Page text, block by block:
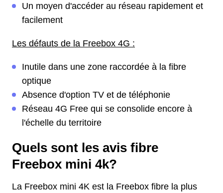
Un moyen d'accéder au réseau rapidement et
facilement
Les défauts de la Freebox 4G :
Inutile dans une zone raccordée à la fibre
optique
Absence d'option TV et de téléphonie
Réseau 4G Free qui se consolide encore à
l'échelle du territoire
Quels sont les avis fibre
Freebox mini 4k?
La Freebox mini 4K est la Freebox fibre la plus